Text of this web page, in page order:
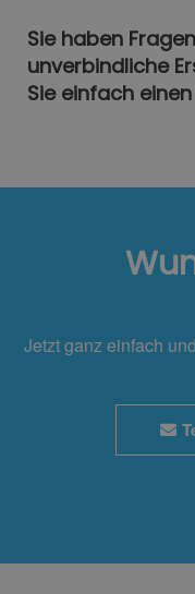
Sie haben
unverbindliche
Sie einfach
Jetzt ganz einfach